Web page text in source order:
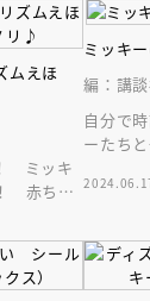
えほ
ミッキ
赤ちゃ
ミッキ
編：講
自分で
ーたち
回せる時